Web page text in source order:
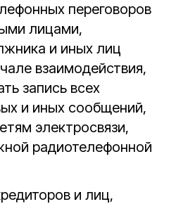
переговоров
лицами,
и иных лиц
взаимодействия,
запись всех
и иных сообщений,
электросвязи,
радиотелефонной
и лиц,